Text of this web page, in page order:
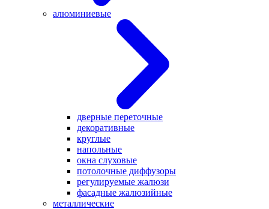
алюминиевые
дверные переточные
декоративные
круглые
напольные
окна слуховые
потолочные диффузоры
регулируемые жалюзи
фасадные жалюзийные
металлические